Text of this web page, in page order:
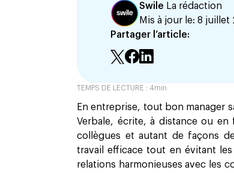
Swile La rédaction
Mis à jour le: 8 juillet
Partager l’article:
TEMPS DE LECTURE : 4min
En entreprise, tout bon manager
Verbale, écrite, à distance ou en
collègues et autant de façons
travail efficace tout en évitant
relations harmonieuses avec les